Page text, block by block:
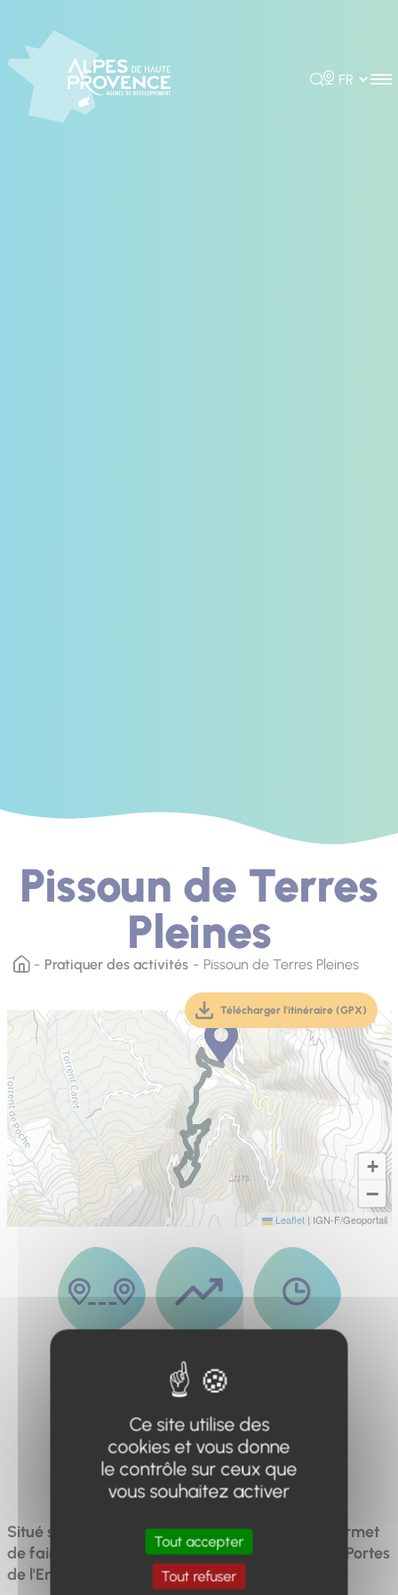
Rechercher
Choisir la
Pissoun de Terres
Pleines
Pratiquer des activités Pissoun de Terres Pleines
+
−
Leaflet | IGN-F/Geoportail
Télécharger l'itinéraire (GPX)
(téléchargement,
409m
Difficulté
Difficile
Situé sur les deux rives du torrent, l'itinéraire permet
de faire le tour d'un verrou glacière appelé "Les Portes
de l'Enfer".
Ce site utilise des
cookies et vous donne
le contrôle sur ceux que
vous souhaitez activer
Tout accepter
Tout refuser